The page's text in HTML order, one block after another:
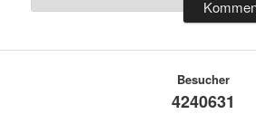
Besucher
4240631